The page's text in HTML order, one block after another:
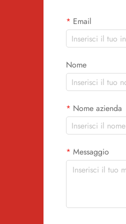
Email
Nome
Nome azienda
Messaggio